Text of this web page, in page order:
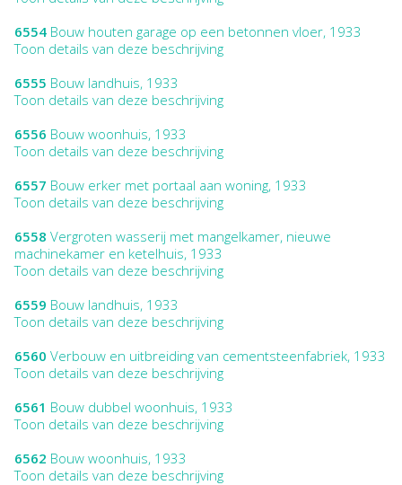
6554 Bouw houten garage op een betonnen vloer, 1933
Toon details van deze beschrijving
6555 Bouw landhuis, 1933
Toon details van deze beschrijving
6556 Bouw woonhuis, 1933
Toon details van deze beschrijving
6557 Bouw erker met portaal aan woning, 1933
Toon details van deze beschrijving
6558 Vergroten wasserij met mangelkamer, nieuwe
machinekamer en ketelhuis, 1933
Toon details van deze beschrijving
6559 Bouw landhuis, 1933
Toon details van deze beschrijving
6560 Verbouw en uitbreiding van cementsteenfabriek, 1933
Toon details van deze beschrijving
6561 Bouw dubbel woonhuis, 1933
Toon details van deze beschrijving
6562 Bouw woonhuis, 1933
Toon details van deze beschrijving